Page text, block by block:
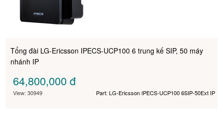
Tổng đài LG-Ericsson IPECS-UCP100 6 trung kế SIP, 50 máy
nhánh IP
64,800,000đ
View: 30949 Part: LG-Ericsson IPECS-UCP100 6SIP-50Ext IP